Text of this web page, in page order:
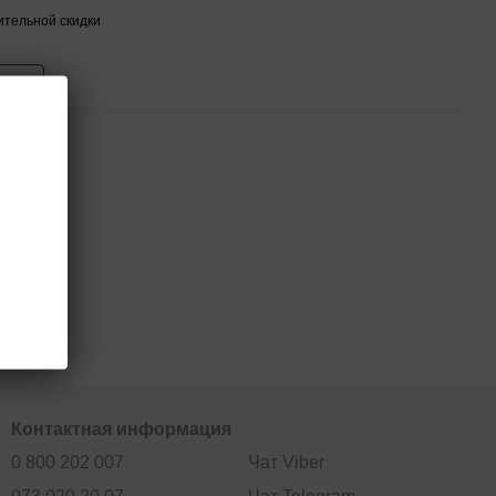
скидки
Контактная информация
0 800 202 007
Чат Viber